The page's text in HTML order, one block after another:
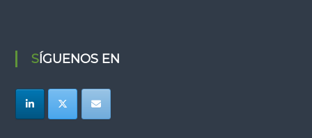
SÍGUENOS EN